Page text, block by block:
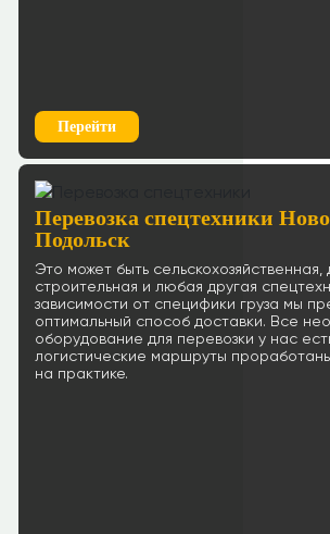
Перейти
Перевозка спецтехники
Подольск
Это может быть
строительная и любая другая
зависимости от специфики груза мы
оптимальный способ доставки. Все
оборудование для перевозки у нас
логистические маршруты
на практике.